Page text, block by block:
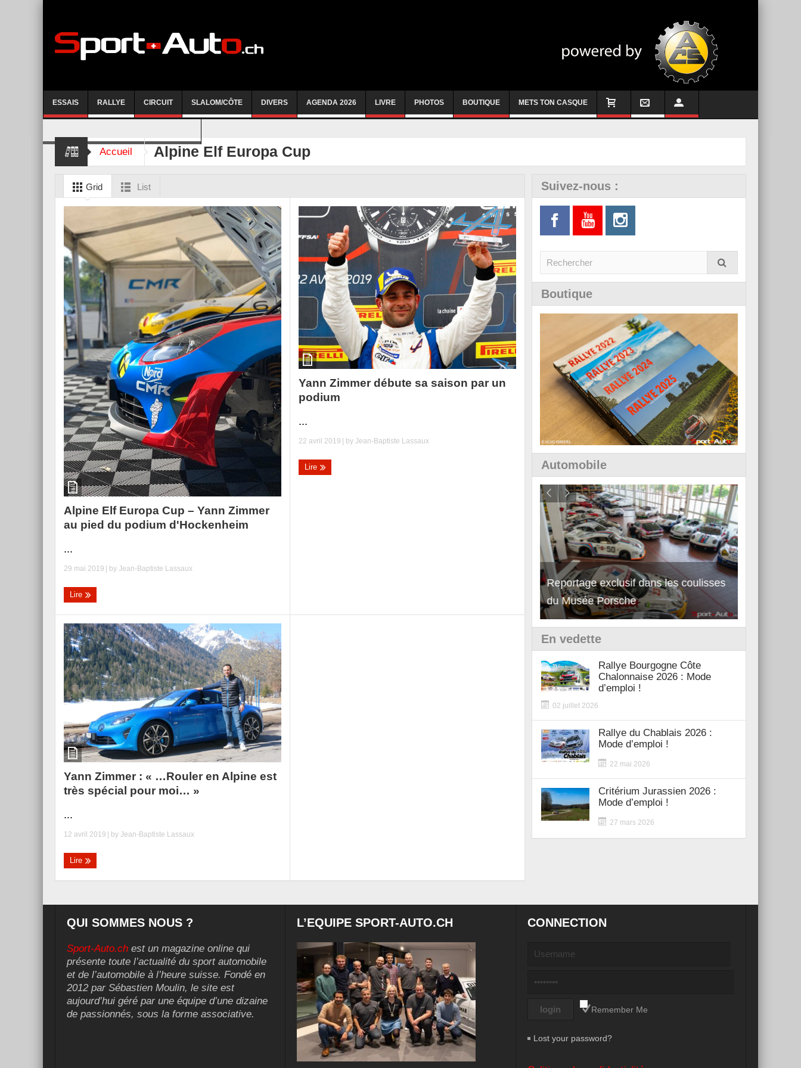
ESSAIS RALLYE CIRCUIT SLALOM/CÔTE DIVERS AGENDA 2026 LIVRE PHOTOS BOUTIQUE METS TON CASQUE
Accueil Alpine Elf Europa Cup
Grid List
Alpine Elf Europa Cup – Yann Zimmer
au pied du podium d'Hockenheim
...
29 mai 2019 | by Jean-Baptiste Lassaux
Lire
Yann Zimmer débute sa saison par un
podium
...
22 avril 2019 | byJean-Baptiste Lassaux
Lire
Yann Zimmer : « …Rouler en Alpine est
très spécial pour moi… »
...
12 avril 2019 | by Jean-Baptiste Lassaux
Lire
Suivez-nous :
Boutique
Automobile
Reportage exclusif dans les coulisses
du Musée Porsche
En vedette
Rallye Bourgogne Côte
Chalonnaise 2026 : Mode
d’emploi !
02 juillet 2026
Rallye du Chablais 2026 :
Mode d’emploi !
22 mai 2026
Critérium Jurassien 2026 :
Mode d’emploi !
27 mars 2026
QUI SOMMES NOUS ?
Sport-Auto.ch est un magazine online qui
présente toute l’actualité du sport automobile
et de l’automobile à l’heure suisse. Fondé en
2012 par Sébastien Moulin, le site est
aujourd’hui géré par une équipe d’une dizaine
de passionnés, sous la forme associative.
L’EQUIPE SPORT-AUTO.CH CONNECTION
Remember Me
Lost your password?